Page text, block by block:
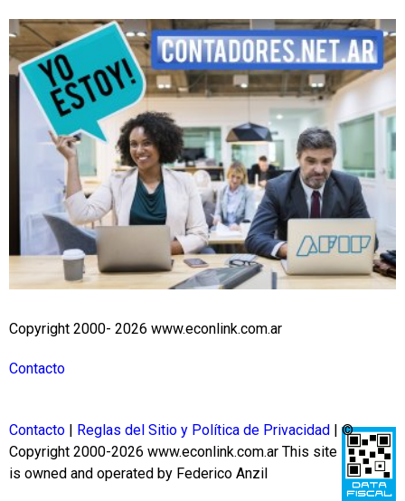
Copyright 2000- 2026 www.econlink.com.ar
Contacto
Contacto | Reglas del Sitio y Política de Privacidad | ©
Copyright 2000-2026 www.econlink.com.ar This site
is owned and operated by Federico Anzil